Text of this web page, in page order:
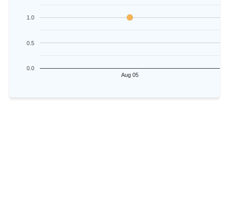
Aug 05
0.0
0.5
1.0